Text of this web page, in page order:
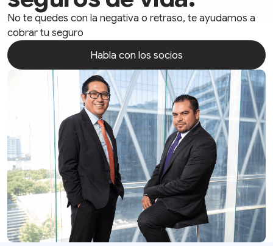
No te quedes con la negativa o retraso, te ayudamos a
cobrar tu seguro
Habla con los socios
Habla con los socios